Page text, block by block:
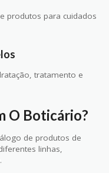
produtos para cuidados
tratamento e
O Boticário?
de produtos de
linhas,